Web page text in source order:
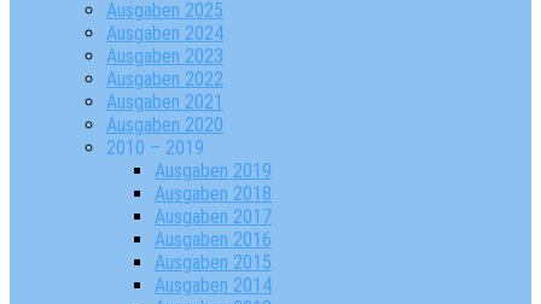
Ausgaben 2025
Ausgaben 2024
Ausgaben 2023
Ausgaben 2022
Ausgaben 2021
Ausgaben 2020
2010 – 2019
Ausgaben 2019
Ausgaben 2018
Ausgaben 2017
Ausgaben 2016
Ausgaben 2015
Ausgaben 2014